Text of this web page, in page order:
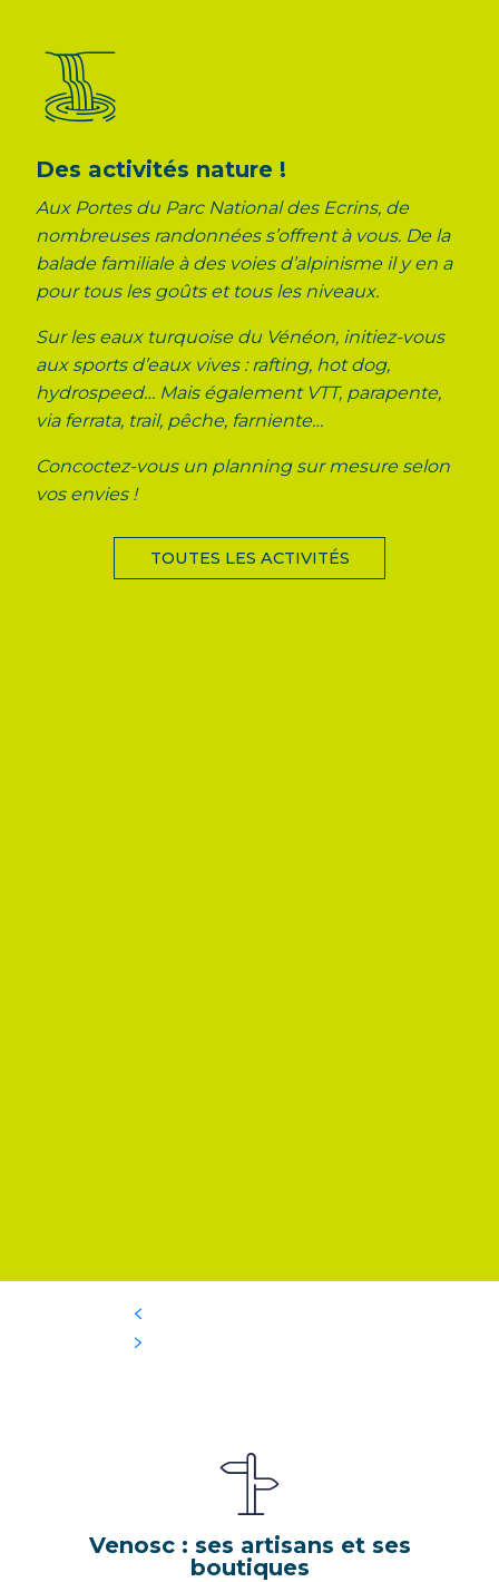
Des activités nature !
Aux Portes du Parc National des Ecrins, de
nombreuses randonnées s’offrent à vous. De la
balade familiale à des voies d’alpinisme il y en a
pour tous les goûts et tous les niveaux.
Sur les eaux turquoise du Vénéon, initiez-vous
aux sports d’eaux vives : rafting, hot dog,
hydrospeed… Mais également VTT, parapente,
via ferrata, trail, pêche, farniente…
Concoctez-vous un planning sur mesure selon
vos envies !
TOUTES LES ACTIVITÉS
Venosc : ses artisans et ses
boutiques